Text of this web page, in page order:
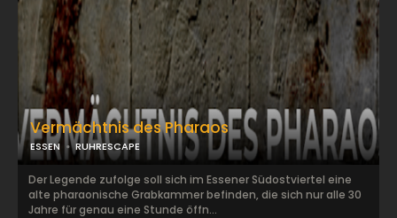
Vermächtnis des Pharaos
ESSEN RUHRESCAPE
Der Legende zufolge soll sich im Essener Südostviertel eine
alte pharaonische Grabkammer befinden, die sich nur alle 30
Jahre für genau eine Stunde öffn...